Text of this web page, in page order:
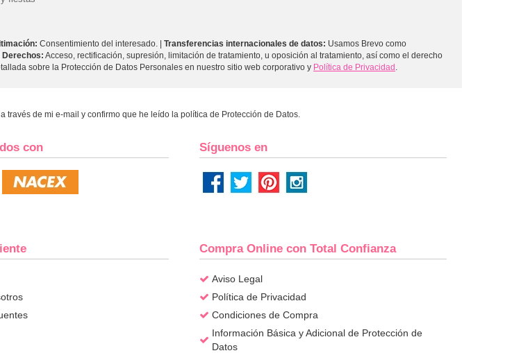
Consentimiento del interesado. | Transferencias internacionales de datos: Usamos Brevo como
Derechos: Acceso, rectificación, supresión, limitación de tratamiento, u oposición al tratamiento, así como el derecho
sobre la Protección de Datos Personales en nuestro sitio web corporativo y Política de Privacidad
de mi e-mail y confirmo que he leído la política de Protección de Datos.
con Síguenos en
Compra Online con Total Confianza
Aviso Legal
Política de Privacidad
Condiciones de Compra
Información Básica y Adicional de Protección de
Datos